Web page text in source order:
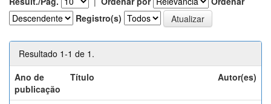
Registro(s)
Resultado 1-1 de 1.
Ano de
publicação
Título Autor(es)